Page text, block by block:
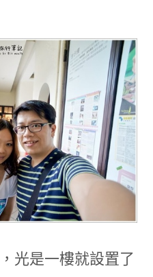
光是一樓就設置了